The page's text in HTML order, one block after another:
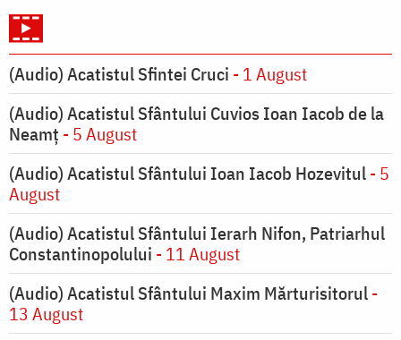
(Audio) Acatistul Sfintei Cruci - 1 August
(Audio) Acatistul Sfântului Cuvios Ioan Iacob de la
Neamț - 5 August
(Audio) Acatistul Sfântului Ioan Iacob Hozevitul- 5
August
(Audio) Acatistul Sfântului Ierarh Nifon, Patriarhul
Constantinopolului - 11 August
(Audio) Acatistul Sfântului Maxim Mărturisitorul-
13 August